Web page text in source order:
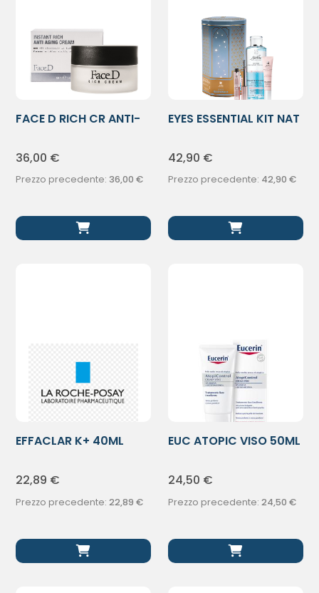
FACE D RICH CR ANTI-
36,00 €
Prezzo precedente: 36,00 €
EYES ESSENTIAL KIT NAT
42,90 €
Prezzo precedente: 42,90 €
EFFACLAR K+ 40ML
22,89 €
Prezzo precedente:22,89 €
EUC ATOPIC VISO 50ML
24,50 €
Prezzo precedente: 24,50 €